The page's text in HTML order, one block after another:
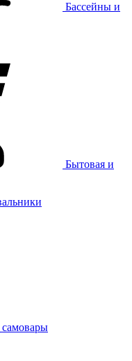
Бассейны и
Бытовая и
самовары